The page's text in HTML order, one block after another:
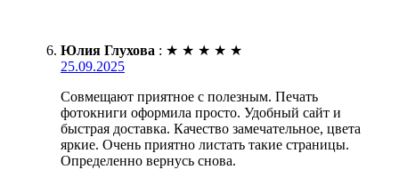
Юлия Глухова : ★ ★ ★ ★ ★
25.09.2025
Совмещают приятное с полезным. Печать
фотокниги оформила просто. Удобный сайт и
быстрая доставка. Качество замечательное, цвета
яркие. Очень приятно листать такие страницы.
Определенно вернусь снова.